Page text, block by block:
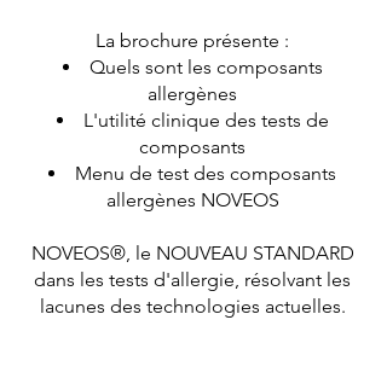
La brochure présente :
Quels sont les composants
allergènes
L'utilité clinique des tests de
composants
Menu de test des composants
allergènes NOVEOS
NOVEOS®, le NOUVEAU STANDARD
dans les tests d'allergie, résolvant les
lacunes des technologies actuelles.